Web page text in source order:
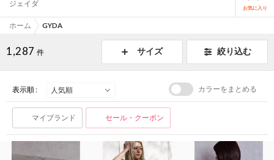
ジェイダ お気に入り
ホーム GYDA
1,287 件 サイズ 絞り込む
表示順 : カラーをまとめる
マイブランド セール・クーポン